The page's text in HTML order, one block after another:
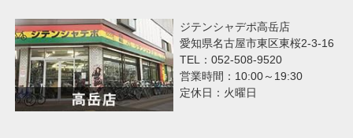
ジテンシャデポ高岳店
愛知県名古屋市東区東桜2-3-16
TEL：052-508-9520
営業時間：10:00～19:30
定休日：火曜日